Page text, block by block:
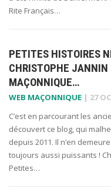
Rite Français…
PETITES HISTOIRES
CHRISTOPHE
MAÇONNIQUE…
WEB MAÇONNIQUE | 27
C’est en parcourant les
découvert ce blog, qui
depuis 2011. Il n’en
toujours aussi puissants !
Petites…